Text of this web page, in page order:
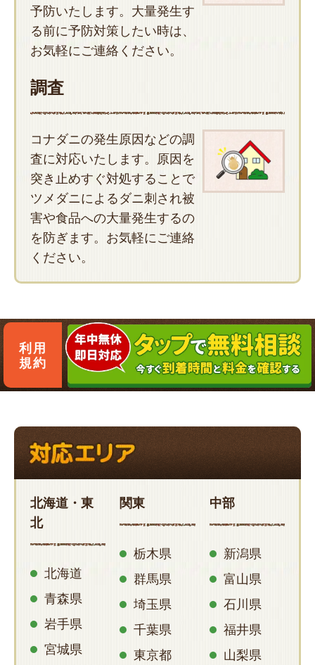
予防いたします。大量発生す
る前に予防対策したい時は、
お気軽にご連絡ください。
調査
コナダニの発生原因などの調
査に対応いたします。原因を
突き止めすぐ対処することで
ツメダニによるダニ刺され被
害や食品への大量発生するの
を防ぎます。お気軽にご連絡
ください。
利用
規約
北海道・東
北
北海道
青森県
岩手県
宮城県
関東
栃木県
群馬県
埼玉県
千葉県
東京都
中部
新潟県
富山県
石川県
福井県
山梨県